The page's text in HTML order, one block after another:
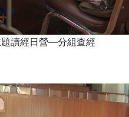
讀經日營—分組查經